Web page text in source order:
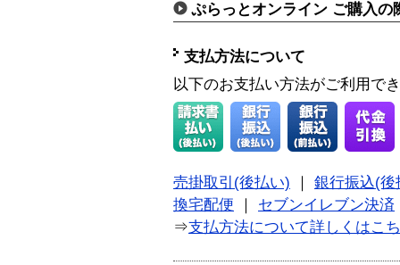
ぷらっとオンライン ご購入の
支払方法について
以下のお支払い方法がご利用で
売掛取引(後払い)
銀行振込(後
換宅配便
セブンイレブン決済
⇒支払方法について詳しくはこ